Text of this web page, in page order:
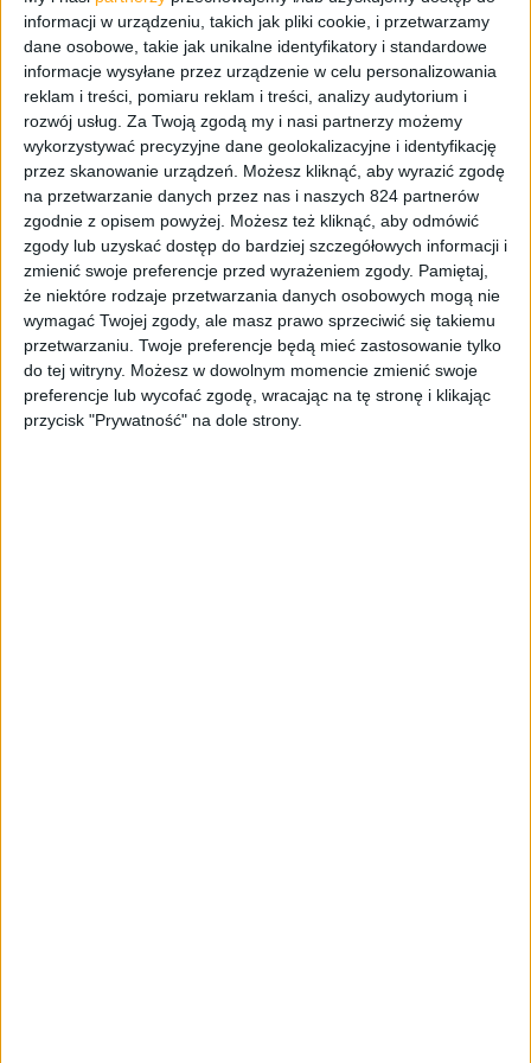
informacji w urządzeniu, takich jak pliki cookie, i przetwarzamy
dane osobowe, takie jak unikalne identyfikatory i standardowe
informacje wysyłane przez urządzenie w celu personalizowania
reklam i treści, pomiaru reklam i treści, analizy audytorium i
rozwój usług. Za Twoją zgodą my i nasi partnerzy możemy
wykorzystywać precyzyjne dane geolokalizacyjne i identyfikację
przez skanowanie urządzeń. Możesz kliknąć, aby wyrazić zgodę
na przetwarzanie danych przez nas i naszych 824 partnerów
zgodnie z opisem powyżej. Możesz też kliknąć, aby odmówić
zgody lub uzyskać dostęp do bardziej szczegółowych informacji i
zmienić swoje preferencje przed wyrażeniem zgody. Pamiętaj,
że niektóre rodzaje przetwarzania danych osobowych mogą nie
wymagać Twojej zgody, ale masz prawo sprzeciwić się takiemu
przetwarzaniu. Twoje preferencje będą mieć zastosowanie tylko
do tej witryny. Możesz w dowolnym momencie zmienić swoje
preferencje lub wycofać zgodę, wracając na tę stronę i klikając
przycisk "Prywatność" na dole strony.
the game, numerous quest and
gameplay fixes, as well as a
number of free DLCs. On top of
that, it contains the next-gen
update PlayStation 5 and Xbox
Series
S/X!https://t.co/qnNgifGJZy
pic.twitter.com/swLOUNTIcD
— Cyberpunk 2077
(@CyberpunkGame)